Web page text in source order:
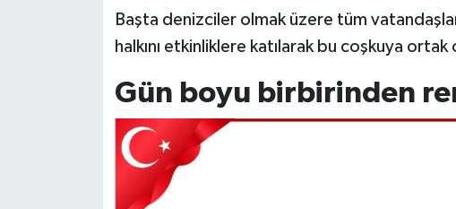
Başta denizciler olmak üzere tüm
halkını etkinliklere katılarak bu coşkuya
Gün boyu birbirinden